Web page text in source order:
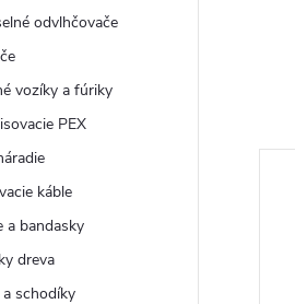
odvlhčovače
vozíky a fúriky
PEX
káble
a bandasky
dreva
schodíky